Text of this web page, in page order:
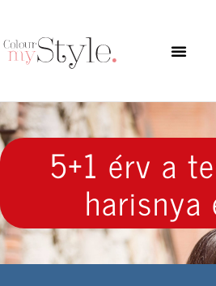
5+1 érv a
harisnya